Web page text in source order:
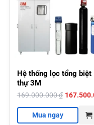
Hệ thống lọc tổng biệt
thự 3M
169.000.000₫
Giá
là:
169.000.000 ₫.
Giá
tại
167.500.000 ₫.
Mua ngay